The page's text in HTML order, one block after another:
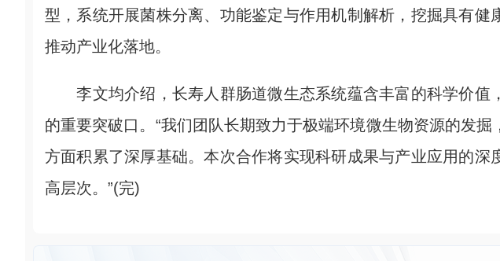
型，系统开展菌株分离、功能鉴定与作用机制解析，挖掘具有健
推动产业化落地。
李文均介绍，长寿人群肠道微生态系统蕴含丰富的科学价值
的重要突破口。“我们团队长期致力于极端环境微生物资源的发
方面积累了深厚基础。本次合作将实现科研成果与产业应用的深
高层次。”(完)